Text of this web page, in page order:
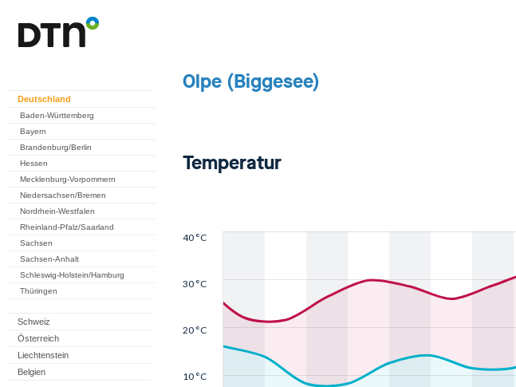
Deutschland
Baden-Württemberg
Bayern
Brandenburg/Berlin
Hessen
Mecklenburg-Vorpommern
Niedersachsen/Bremen
Nordrhein-Westfalen
Rheinland-Pfalz/Saarland
Sachsen
Sachsen-Anhalt
Schleswig-Holstein/Hamburg
Thüringen
Schweiz
Österreich
Liechtenstein
Belgien